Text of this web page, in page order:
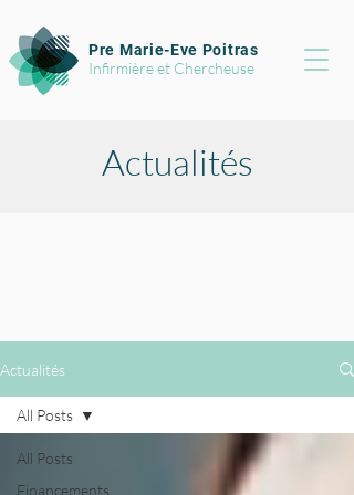
Pre Marie-Eve Poitras
Infirmière et Chercheuse
Actualités
Actualités
All Posts
Financements
All Posts